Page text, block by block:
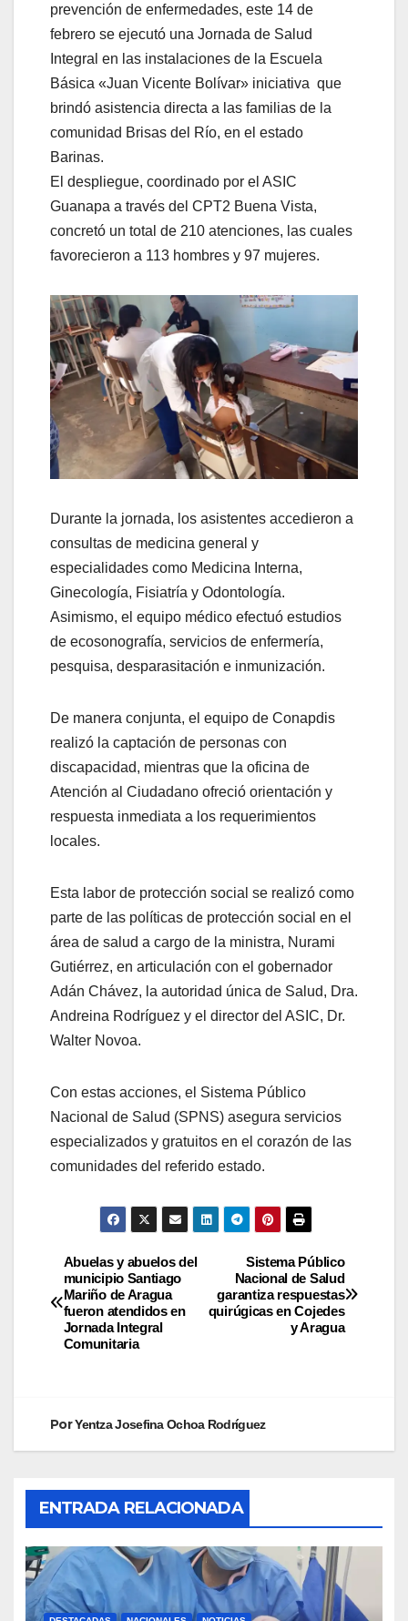
prevención de enfermedades, este 14 de
febrero se ejecutó una Jornada de Salud
Integral en las instalaciones de la Escuela
Básica «Juan Vicente Bolívar» iniciativa que
brindó asistencia directa a las familias de la
comunidad Brisas del Río, en el estado
Barinas.
​El despliegue, coordinado por el ASIC
Guanapa a través del CPT2 Buena Vista,
concretó un total de 210 atenciones, las cuales
favorecieron a 113 hombres y 97 mujeres.
Durante la jornada, los asistentes accedieron a
consultas de medicina general y
especialidades como Medicina Interna,
Ginecología, Fisiatría y Odontología.
​Asimismo, el equipo médico efectuó estudios
de ecosonografía, servicios de enfermería,
pesquisa, desparasitación e inmunización.
De manera conjunta, el equipo de Conapdis
realizó la captación de personas con
discapacidad, mientras que la oficina de
Atención al Ciudadano ofreció orientación y
respuesta inmediata a los requerimientos
locales.
​Esta labor de protección social se realizó como
parte de las políticas de protección social en el
área de salud a cargo de la ministra, Nurami
Gutiérrez, en articulación con el gobernador
Adán Chávez, la autoridad única de Salud, Dra.
Andreina Rodríguez y el director del ASIC, Dr.
Walter Novoa.
Con estas acciones, el Sistema Público
Nacional de Salud (SPNS) asegura servicios
especializados y gratuitos en el corazón de las
comunidades del referido estado.
Sistema Público
Nacional de Salud
garantiza respuestas
quirúgicas en Cojedes
y Aragua
Abuelas y abuelos del
municipio Santiago
Mariño de Aragua
fueron atendidos en
Jornada Integral
Comunitaria
PorYentza Josefina Ochoa Rodríguez
ENTRADA RELACIONADA